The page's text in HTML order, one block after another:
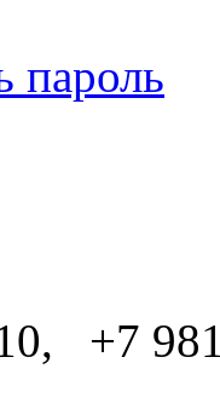
пароль
+7